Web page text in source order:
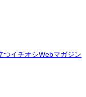
つイチオシWebマガジン